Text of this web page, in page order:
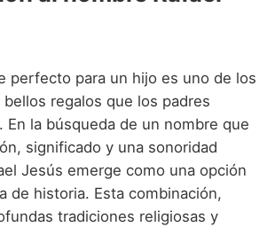
de niño que empiezan por G
de niño que empiezan por H
de niño que empiezan por I
de niño que empiezan por J
de Niño Cantabros
de Niño Castellanos
de Niño Catalanes
de Niño Extremeños
de Niño Mitologicos
de Niño Romanos
de Niño Vikingos
Nombres de Niño Arabes
Nombres de Niño Chinos
de Niño Franceses
de Niño Hispanoamericanos
Nombres de Niño Ingleses
perfecto para un hijo es uno de los
regalos que los padres
En la búsqueda de un nombre que
significado y una sonoridad
Jesús emerge como una opción
de historia. Esta combinación,
tradiciones religiosas y